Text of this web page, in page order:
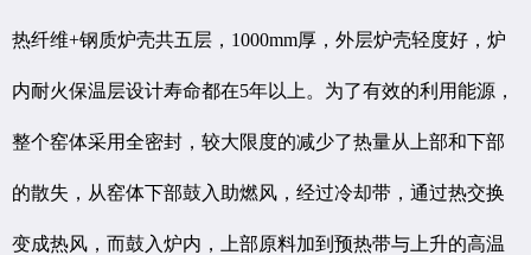
热纤维+钢质炉壳共五层，1000mm厚，外层炉壳轻度好，炉
内耐火保温层设计寿命都在5年以上。为了有效的利用能源，
整个窑体采用全密封，较大限度的减少了热量从上部和下部
的散失，从窑体下部鼓入助燃风，经过冷却带，通过热交换
变成热风，而鼓入炉内，上部原料加到预热带与上升的高温